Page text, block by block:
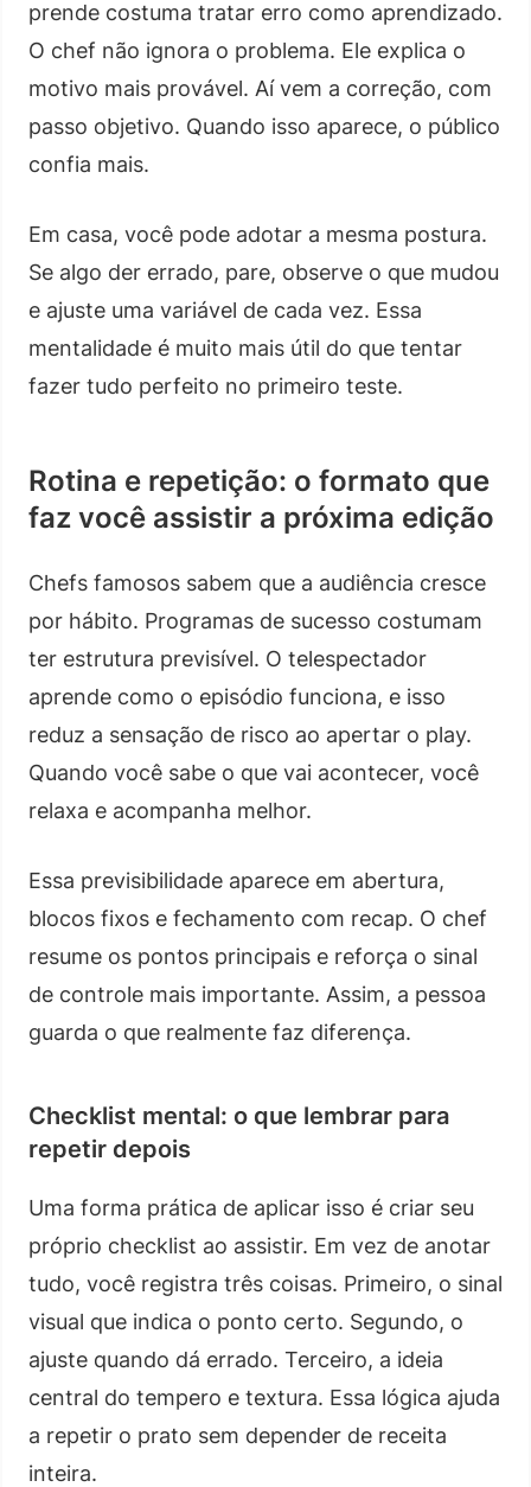
prende costuma tratar erro como aprendizado.
O chef não ignora o problema. Ele explica o
motivo mais provável. Aí vem a correção, com
passo objetivo. Quando isso aparece, o público
confia mais.
Em casa, você pode adotar a mesma postura.
Se algo der errado, pare, observe o que mudou
e ajuste uma variável de cada vez. Essa
mentalidade é muito mais útil do que tentar
fazer tudo perfeito no primeiro teste.
Rotina e repetição: o formato que
faz você assistir a próxima edição
Chefs famosos sabem que a audiência cresce
por hábito. Programas de sucesso costumam
ter estrutura previsível. O telespectador
aprende como o episódio funciona, e isso
reduz a sensação de risco ao apertar o play.
Quando você sabe o que vai acontecer, você
relaxa e acompanha melhor.
Essa previsibilidade aparece em abertura,
blocos fixos e fechamento com recap. O chef
resume os pontos principais e reforça o sinal
de controle mais importante. Assim, a pessoa
guarda o que realmente faz diferença.
Checklist mental: o que lembrar para
repetir depois
Uma forma prática de aplicar isso é criar seu
próprio checklist ao assistir. Em vez de anotar
tudo, você registra três coisas. Primeiro, o sinal
visual que indica o ponto certo. Segundo, o
ajuste quando dá errado. Terceiro, a ideia
central do tempero e textura. Essa lógica ajuda
a repetir o prato sem depender de receita
inteira.